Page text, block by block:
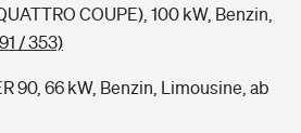
COUPE), 100 kW, Benzin,
/ 353)
90, 66 kW, Benzin, Limousine, ab